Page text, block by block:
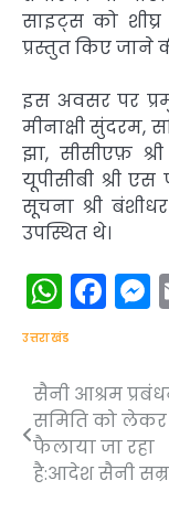
साइट्स को
प्रस्तुत किए जाने
इस अवसर पर
मीनाक्षी सुंदरम,
झा, सीसीएफ़
यूपीसीबी श्री एस
सूचना श्री
उपस्थित थे।
उत्तराखंड
Post
navigation
सैनी आश्रम
समिति को लेकर
फैलाया जा रहा
है:आदेश सैनी